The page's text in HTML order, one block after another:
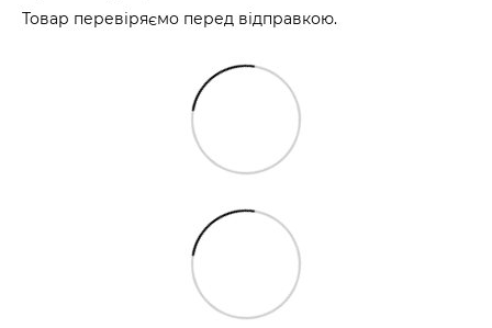
Товар перевіряємо перед відправкою.